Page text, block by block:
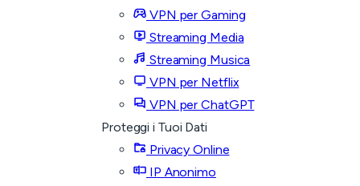
VPN per Gaming
Streaming Media
Streaming Musica
VPN per Netflix
VPN per ChatGPT
Proteggi i Tuoi Dati
Privacy Online
IP Anonimo